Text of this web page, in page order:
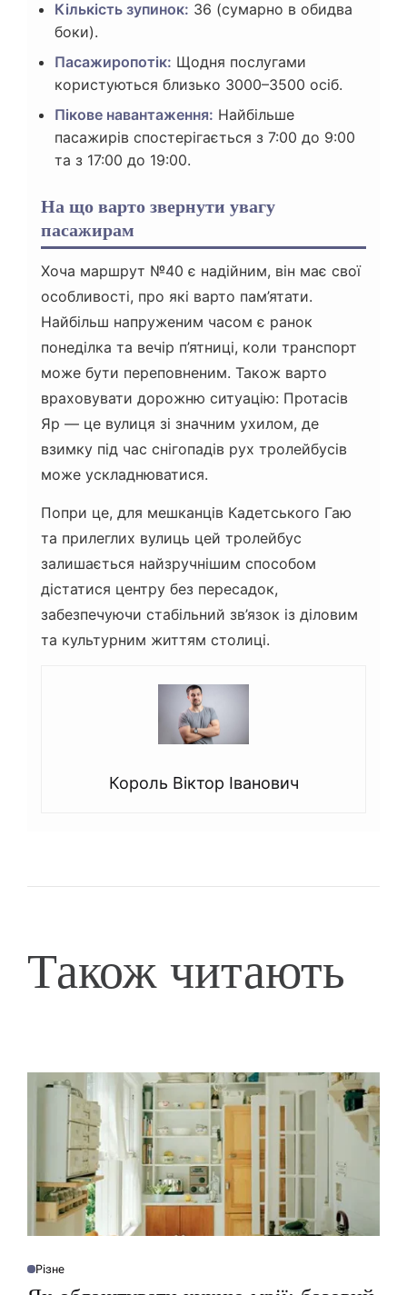
Кількість зупинок: 36 (сумарно в обидва
боки).
Пасажиропотік: Щодня послугами
користуються близько 3000–3500 осіб.
Пікове навантаження: Найбільше
пасажирів спостерігається з 7:00 до 9:00
та з 17:00 до 19:00.
На що варто звернути увагу
пасажирам
Хоча маршрут №40 є надійним, він має свої
особливості, про які варто пам’ятати.
Найбільш напруженим часом є ранок
понеділка та вечір п’ятниці, коли транспорт
може бути переповненим. Також варто
враховувати дорожню ситуацію: Протасів
Яр — це вулиця зі значним ухилом, де
взимку під час снігопадів рух тролейбусів
може ускладнюватися.
Попри це, для мешканців Кадетського Гаю
та прилеглих вулиць цей тролейбус
залишається найзручнішим способом
дістатися центру без пересадок,
забезпечуючи стабільний зв’язок із діловим
та культурним життям столиці.
Король Віктор Іванович
Також читають
ОРізне